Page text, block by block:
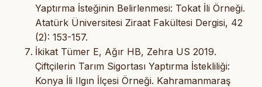
Yaptırma İsteğinin Belirlenmesi: Tokat İli Örneği.
Atatürk Üniversitesi Ziraat Fakültesi Dergisi, 42
(2): 153-157.
İkikat Tümer E, Ağır HB, Zehra US 2019.
Çiftçilerin Tarım Sigortası Yaptırma İstekliliği:
Konya İli Ilgın İlçesi Örneği. Kahramanmaraş